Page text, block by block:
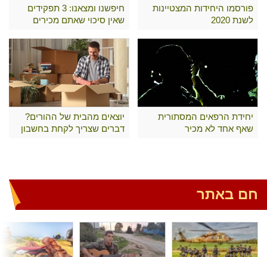
פורסמו היחידות המצטיינות
לשנת 2020
חיפשנו ומצאנו: 3 תפקידים
שאין סיכוי שאתם מכירים
יחידת הרפאים המסתורית
שאף אחד לא מכיר
יוצאים מהבית של ההורים?
דברים שצריך לקחת בחשבון
חם באתר